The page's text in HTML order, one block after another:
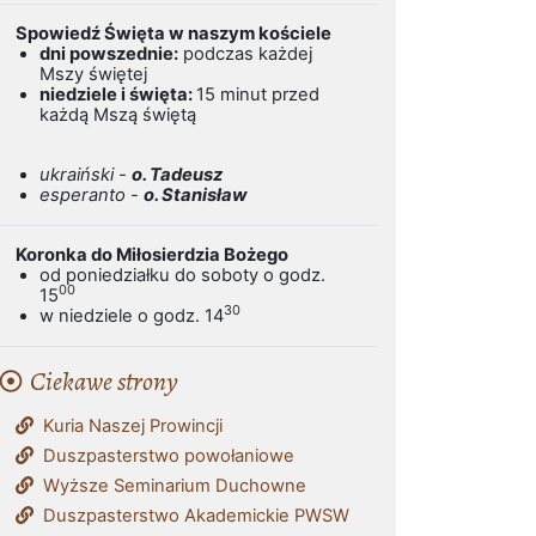
Spowiedź Święta w naszym kościele
dni powszednie: podczas każdej
Mszy świętej
niedziele i święta: 15 minut przed
każdą Mszą świętą
ukraiński - o. Tadeusz
esperanto - o. Stanisław
Koronka do Miłosierdzia Bożego
od poniedziałku do soboty o godz.
1500
w niedziele o godz. 1430
Ciekawe strony
Kuria Naszej Prowincji
Duszpasterstwo powołaniowe
Wyższe Seminarium Duchowne
Duszpasterstwo Akademickie PWSW